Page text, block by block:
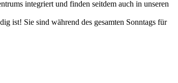
integriert und finden seitdem auch in unseren
ist! Sie sind während des gesamten Sonntags für